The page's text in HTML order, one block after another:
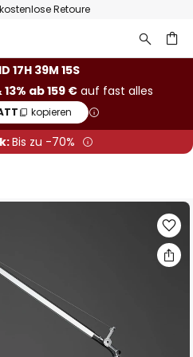
Retoure
17H 39M 15S
13% ab 159 €auf fast alles
kopieren
Bis zu -70%